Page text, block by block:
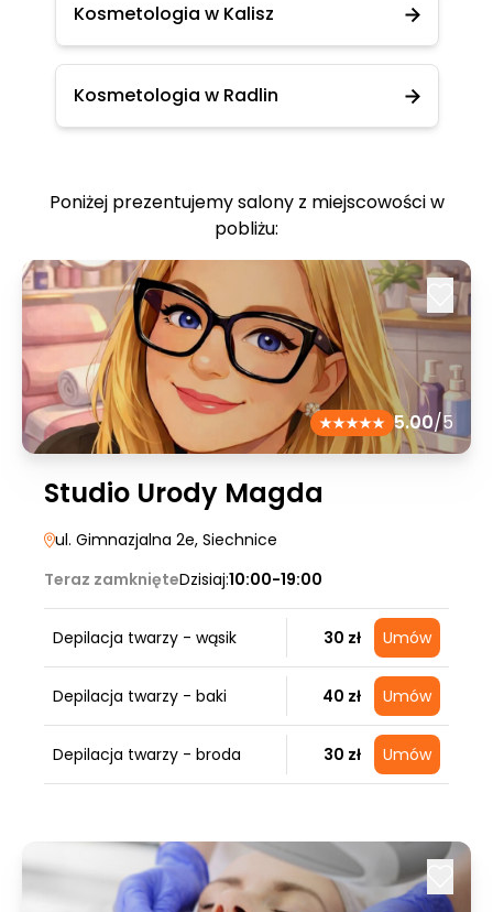
Kosmetologia w Kalisz
Kosmetologia w Radlin
Poniżej prezentujemy salony z miejscowości w
pobliżu:
5.00/5
Studio Urody Magda
ul. Gimnazjalna 2e, Siechnice
Teraz zamknięteDzisiaj:10:00-19:00
Depilacja twarzy - wąsik 30 zł Umów
Depilacja twarzy - baki 40 zł Umów
Depilacja twarzy - broda 30 zł Umów